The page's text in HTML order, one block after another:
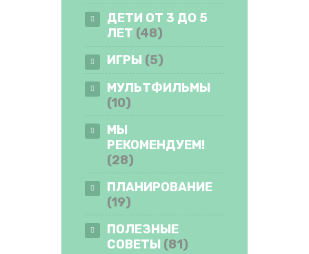
ДЕТИ ОТ 3 ДО 5
ЛЕТ (48)
ИГРЫ (5)
МУЛЬТФИЛЬМЫ
(10)
МЫ
РЕКОМЕНДУЕМ!
(28)
ПЛАНИРОВАНИЕ
(19)
ПОЛЕЗНЫЕ
СОВЕТЫ (81)